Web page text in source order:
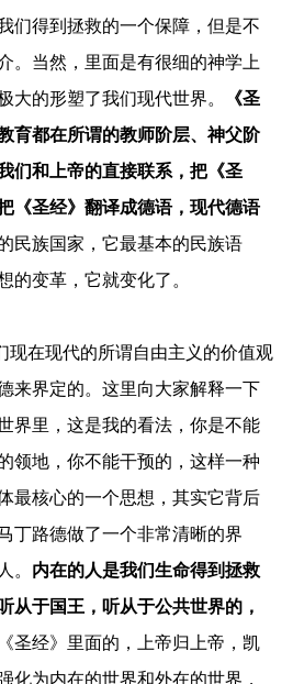
们得到拯救的一个保障，但是不
。当然，里面是有很细的神学上
大的形塑了我们现代世界。
《圣
育都在所谓的教师阶层、神父阶
们和上帝的直接联系，把《圣
《圣经》翻译成德语，现代德语
民族国家，它最基本的民族语
的变革，它就变化了。
现在现代的所谓自由主义的价值观
来界定的。这里向大家解释一下
界里，这是我的看法，你是不能
领地，你不能干预的，这样一种
最核心的一个思想，其实它背后
丁路德做了一个非常清晰的界
。 内在的人是我们生命得到拯救
从于国王，听从于公共世界的，
圣经》里面的，上帝归上帝，凯
化为内在的世界和外在的世界，